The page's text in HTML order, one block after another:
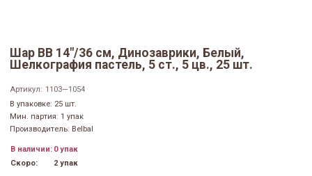
Шар ВВ 14"/36 см, Динозаврики, Белый,
Шелкография пастель, 5 ст., 5 цв., 25 шт.
Артикул: 1103—1054
В упаковке: 25 шт.
Мин. партия: 1 упак
Производитель: Belbal
В наличии: 0 упак
Скоро:
2 упак